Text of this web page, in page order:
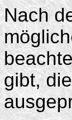
Nach
gibt,